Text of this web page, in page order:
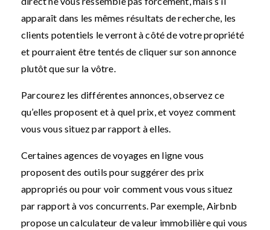
apparaît dans les mêmes résultats de recherche, les
clients potentiels le verront à côté de votre propriété
et pourraient être tentés de cliquer sur son annonce
plutôt que sur la vôtre.
Parcourez les différentes annonces, observez ce
qu’elles proposent et à quel prix, et voyez comment
vous vous situez par rapport à elles.
Certaines agences de voyages en ligne vous
proposent des outils pour suggérer des prix
appropriés ou pour voir comment vous vous situez
par rapport à vos concurrents. Par exemple, Airbnb
propose un calculateur de valeur immobilière qui vous